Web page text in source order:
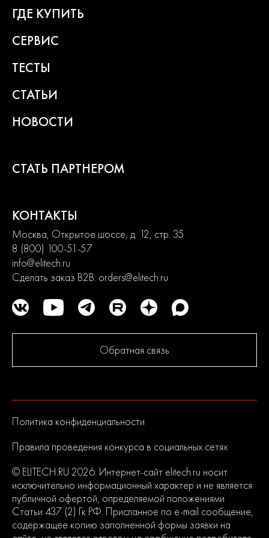
состоит из сбалансированного ассортимента, способного
удовлетворить потребности от начинающих пользователей до
продвинутых. Продуманная конструкция узлов обеспечивает
долгий срок службы изделий и легкость их обслуживания.
превращают любой рабочий процесс в удовольствие.
ГДЕ КУПИТЬ
СЕРВИС
ТЕСТЫ
СТАТЬИ
НОВОСТИ
СТАТЬ ПАРТНЕРОМ
КОНТАКТЫ
Москва, Открытое шоссе, д. 12, стр. 35
8 (800) 100-51-57
info@elitech.ru
Сделать заказ B2B: orders@elitech.ru
Обратная связь
Политика конфиденциальности
Правила проведения конкурса в социальных сетях
© ELITECH.RU 2026. Интернет-сайт elitech.ru носит
исключительно информационный характер и не является
публичной офертой, определяемой положениями
Статьи 437 (2) Гк РФ. Присланное по e-mail сообщение,
содержащее копию заполненной формы заявки на